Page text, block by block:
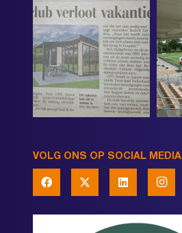
VOLG ONS OP SOCIAL MEDIA